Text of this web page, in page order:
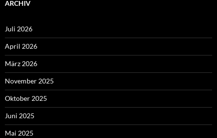
ARCHIV
Juli 2026
April 2026
März 2026
November 2025
Oktober 2025
Juni 2025
Mai 2025